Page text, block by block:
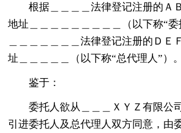
根据＿＿＿＿法律登记注册的Ａ
地址＿＿＿＿＿＿＿＿＿（以下称“
＿＿＿＿＿＿＿法律登记注册的ＤＥ
址＿＿＿＿＿（以下称“总代理人”）。
鉴于：
委托人欲从＿＿＿ＸＹＺ有限公
引进委托人及总代理人双方同意，由